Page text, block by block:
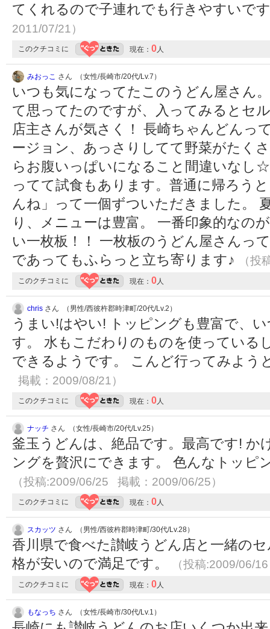
てくれるので子連れでも行きやすいで
2011/07/21）
このクチコミに 現在： 0人
みおっこ さん （女性/長崎市/20代/Lv.7）
いつも気になってたこのうどん屋さん
て思ってたのですが、入ってみるとセ
店主さんが気さく！ 長崎ちゃんどんっ
ージョン、あっさりしてて野菜がたく
らお腹いっぱいになること間違いなし
ってて試食もあります。普通に帰ろう
んね」って一個ずついただきました。
り、メニューは豊富。 一番印象的なの
い一枚板！！ 一枚板のうどん屋さんっ
であってもふらっと立ち寄ります♪
（
このクチコミに 現在： 0人
chris さん （男性/西彼杵郡時津町/20代/Lv.2）
うまい!はやい! トッピングも豊富で、
す。 水もこだわりのものを使っている
できるようです。 こんど行ってみよう
掲載：2009/08/21）
このクチコミに 現在： 0人
ナッチ さん （女性/長崎市/20代/Lv.25）
釜玉うどんは、絶品です。最高です! か
ングを贅沢にできます。 色んなトッピ
（投稿:2009/06/25 掲載：2009/06/25）
このクチコミに 現在： 0人
スカッツ さん （男性/西彼杵郡時津町/30代/Lv.28）
香川県で食べた讃岐うどん店と一緒の
格が安いので満足です。
（投稿:2009/06/
このクチコミに 現在： 0人
もなっち さん （女性/長崎市/30代/Lv.1）